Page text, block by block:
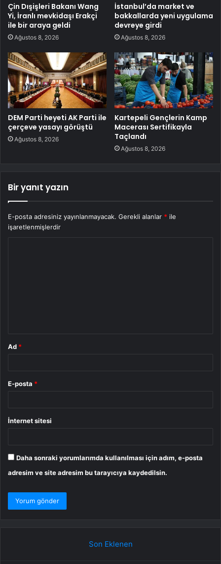
Çin Dışişleri Bakanı Wang
Yi, İranlı mevkidaşı Erakçi
ile bir araya geldi
Ağustos 8, 2026
İstanbul’da market ve
bakkallarda yeni uygulama
devreye girdi
Ağustos 8, 2026
DEM Parti heyeti AK Parti ile
çerçeve yasayı görüştü
Ağustos 8, 2026
Kartepeli Gençlerin Kamp
Macerası Sertifikayla
Taçlandı
Ağustos 8, 2026
Bir yanıt yazın
E-posta adresiniz yayınlanmayacak. Gerekli alanlar * ile
işaretlenmişlerdir
Ad *
E-posta *
İnternet sitesi
Daha sonraki yorumlarımda kullanılması için adım, e-posta
adresim ve site adresim bu tarayıcıya kaydedilsin.
Son Eklenen